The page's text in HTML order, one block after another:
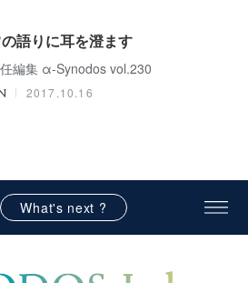
の語りに耳を澄ます
編集 α-Synodos vol.230
2017.10.16
What's next ?